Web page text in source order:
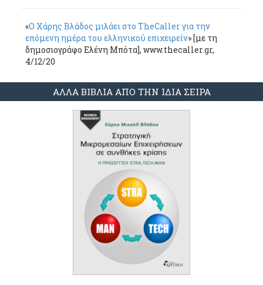
«O Χάρης Βλάδος μιλάει στο TheCaller για την
επόμενη ημέρα του ελληνικού επιχειρείν» [με τη
δημοσιογράφο Ελένη Μπότα], www.thecaller.gr,
4/12/20
ΑΛΛΑ ΒΙΒΛΙΑ ΑΠΟ ΤΗΝ ΙΔΙΑ ΣΕΙΡΑ